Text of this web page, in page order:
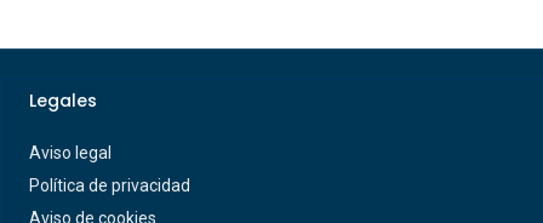
Legales
Aviso legal
Política de privacidad
Aviso de cookies